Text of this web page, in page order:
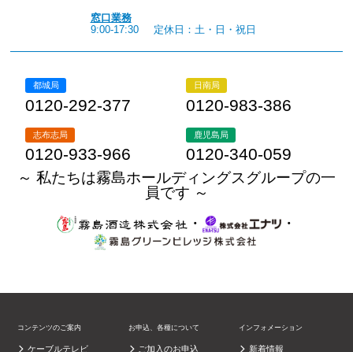
窓口業務
9:00-17:30
定休日：土・日・祝日
都城局
0120-292-377
日南局
0120-983-386
志布志局
0120-933-966
鹿児島局
0120-340-059
～ 私たちは霧島ホールディングスグループの一
員です ～
・
・
コンテンツのご案内
ケーブルテレビ
お申込、各種について
ご加入のお申込
インフォメーション
新着情報